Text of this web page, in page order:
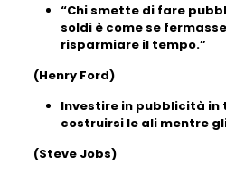
“Chi smette di fare
soldi è come se
risparmiare il tempo.”
(Henry Ford)
Investire in pubblicità in
costruirsi le ali mentre
(Steve Jobs)